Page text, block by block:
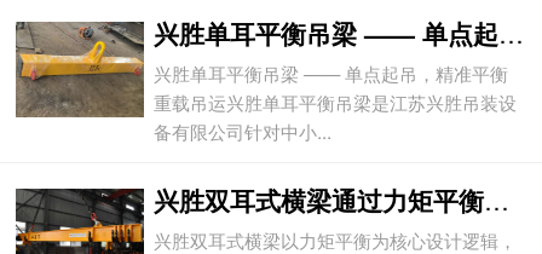
兴胜单耳平衡吊梁 —— 单点起吊，精准平
兴胜单耳平衡吊梁 —— 单点起吊，精准平衡
重载吊运兴胜单耳平衡吊梁是江苏兴胜吊装设
备有限公司针对中小...
兴胜双耳式横梁通过力矩平衡实现重物平稳吊
兴胜双耳式横梁以力矩平衡为核心设计逻辑，